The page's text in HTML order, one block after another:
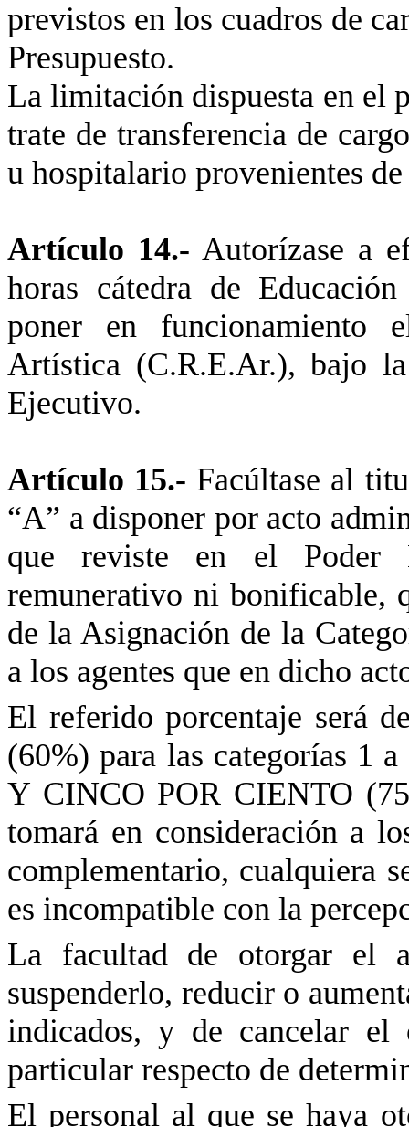
previstos en los cuadros de
Presupuesto.
La limitación dispuesta en el
trate de transferencia de
u hospitalario provenientes
Artículo 14.- Autorízase a
horas cátedra de
poner en funcionamiento
Artística (C.R.E.Ar.), bajo
Ejecutivo.
Artículo 15.- Facúltase al
“A” a disponer por acto
que reviste en el Poder
remunerativo ni bonificable,
de la Asignación de la
a los agentes que en dicho
El referido porcentaje será
(60%) para las categorías 1
Y CINCO POR CIENTO
tomará en consideración a
complementario, cualquiera
es incompatible con la
La facultad de otorgar el
suspenderlo, reducir o
indicados, y de cancelar el
particular respecto de
El personal al que se haya